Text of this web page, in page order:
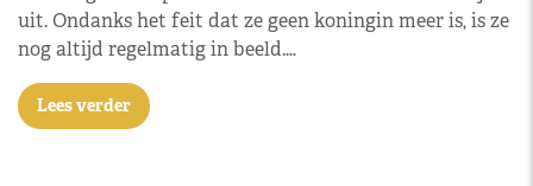
uit. Ondanks het feit dat ze geen koningin meer is, is ze
nog altijd regelmatig in beeld.…
Lees verder